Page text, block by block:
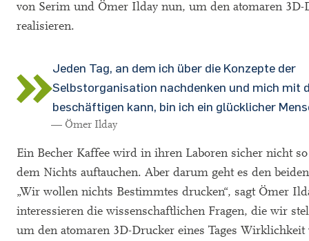
von Serim und Ömer Ilday nun, um den atomaren 3D-
realisieren.
Jeden Tag, an dem ich über die Konzepte der
Selbstorganisation nachdenken und mich mit
beschäftigen kann, bin ich ein glücklicher
— Ömer Ilday
Ein Becher Kaffee wird in ihren Laboren sicher nicht
dem Nichts auftauchen. Aber darum geht es den
„Wir wollen nichts Bestimmtes drucken“, sagt Ömer
interessieren die wissenschaftlichen Fragen, die wir
um den atomaren 3D-Drucker eines Tages Wirklichkeit